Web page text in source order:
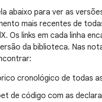
abaixo para ver as
mais recentes de
Os links em cada linha
da biblioteca. Nas
cronológico de todas
de código com as